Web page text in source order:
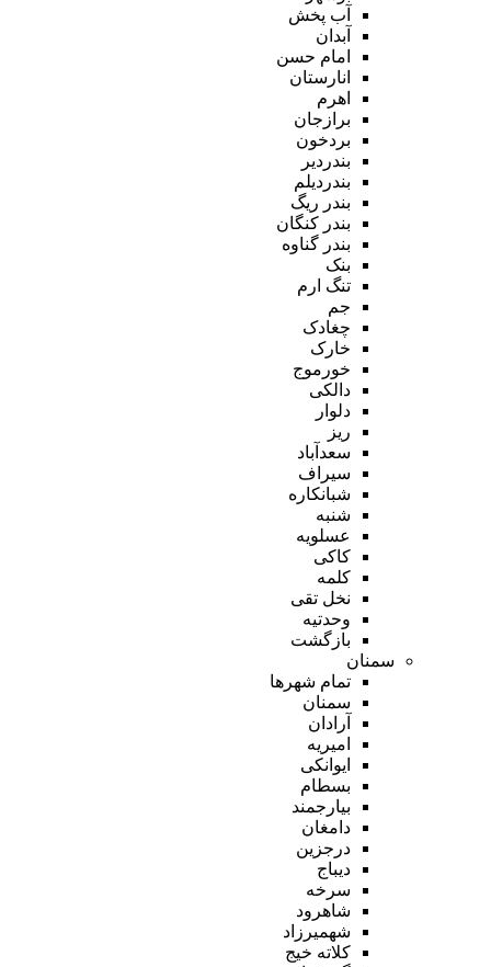
آب پخش
آبدان
امام حسن
انارستان
اهرم
برازجان
بردخون
بندردیر
بندردیلم
بندر ریگ
بندر کنگان
بندر گناوه
بنک
تنگ ارم
جم
چغادک
خارک
خورموج
دالکی
دلوار
ریز
سعدآباد
سیراف
شبانکاره
شنبه
عسلویه
کاکی
کلمه
نخل تقی
وحدتیه
بازگشت
سمنان
تمام شهر‌ها
سمنان
آرادان
امیریه
ایوانکی
بسطام
بیارجمند
دامغان
درجزین
دیباج
سرخه
شاهرود
شهمیرزاد
کلاته خیج